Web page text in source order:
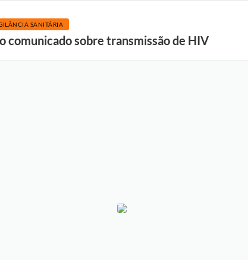
SANITÁRIA
comunicado sobre transmissão de HIV